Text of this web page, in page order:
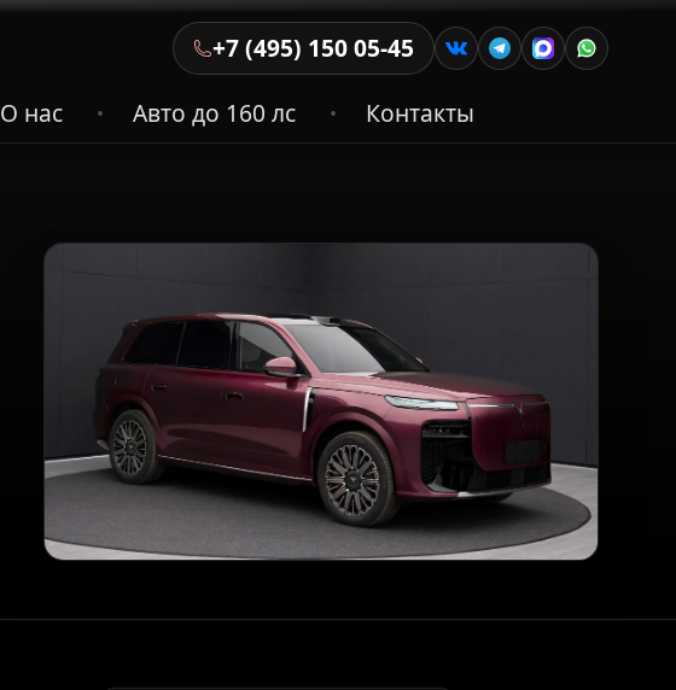
+7 (495) 150 05-45
О нас • Авто до 160 лс • Контакты